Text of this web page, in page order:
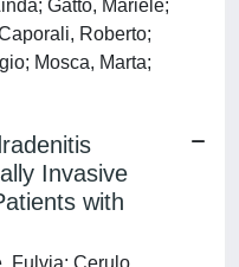
Gatto, Mariele;
Roberto;
Mosca, Marta;
Invasive
with
Fulvia; Cerulo,